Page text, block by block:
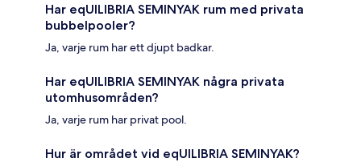
Har eqUILIBRIA SEMINYAK rum med privata
bubbelpooler?
Ja, varje rum har ett djupt badkar.
Har eqUILIBRIA SEMINYAK några privata
utomhusområden?
Ja, varje rum har privat pool.
Hur är området vid eqUILIBRIA SEMINYAK?